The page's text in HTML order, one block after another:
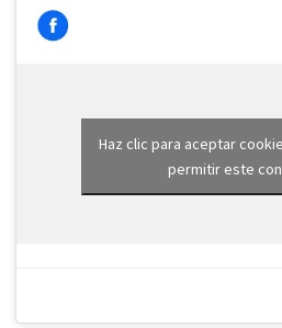
Haz clic para aceptar
permitir este